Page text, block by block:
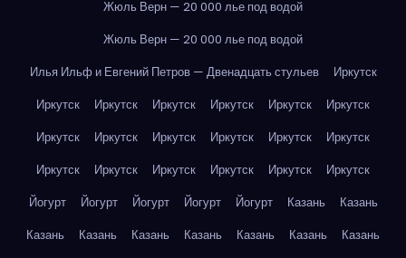
Жюль Верн — 20 000 лье под водой
Жюль Верн — 20 000 лье под водой
Илья Ильф и Евгений Петров — Двенадцать стульев
Иркутск
Иркутск
Иркутск Иркутск Иркутск Иркутск
Иркутск
Иркутск
Иркутск Иркутск Иркутск Иркутск
Иркутск
Иркутск
Иркутск Иркутск Иркутск Иркутск
Иркутск
Йогурт
Йогурт Йогурт Йогурт Йогурт Казань
Казань
Казань
Казань Казань Казань Казань Казань
Казань